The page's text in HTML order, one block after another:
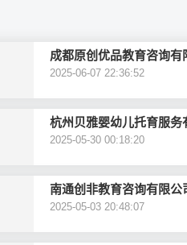
成都原创优品教育咨询有
2025-06-07 22:36:52
杭州贝雅婴幼儿托育服务
2025-05-30 00:18:20
南通创非教育咨询有限公
2025-05-03 20:48:07